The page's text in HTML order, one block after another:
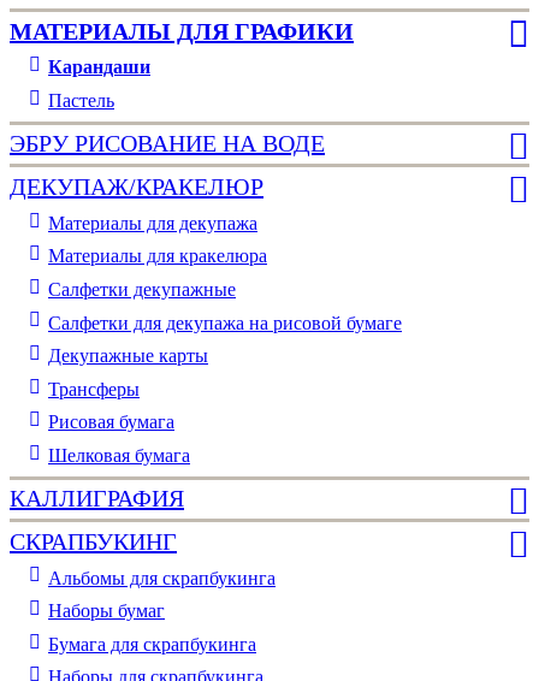
МАТЕРИАЛЫ ДЛЯ ГРАФИКИ
Карандаши
Пастель
ЭБРУ РИСОВАНИЕ НА ВОДЕ
ДЕКУПАЖ/КРАКЕЛЮР
Материалы для декупажа
Материалы для кракелюра
Cалфетки декупажные
Салфетки для декупажа на рисовой бумаге
Декупажные карты
Трансферы
Рисовая бумага
Шелковая бумага
КАЛЛИГРАФИЯ
СКРАПБУКИНГ
Альбомы для скрапбукинга
Наборы бумаг
Бумага для скрапбукинга